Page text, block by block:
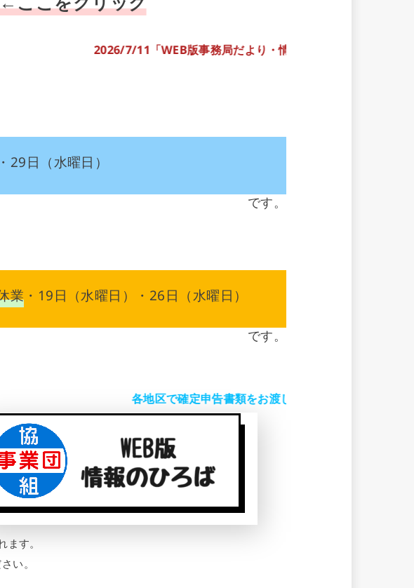
←ここをクリック
2026/7/11「WEB版事務局だより・情報のひろば」の更新しまし
29日（水曜日）
です。
業 ・19日（水曜日）・26日（水曜日）
です。
各地区で確定申告書類をお渡ししています。ご自宅で7年
す。
い。